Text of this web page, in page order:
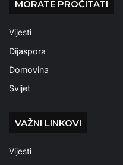
MORATE PROČITATI
Vijesti
Dijaspora
Domovina
Svijet
VAŽNI LINKOVI
Vijesti